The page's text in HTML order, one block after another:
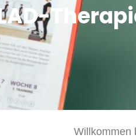
Willkommen